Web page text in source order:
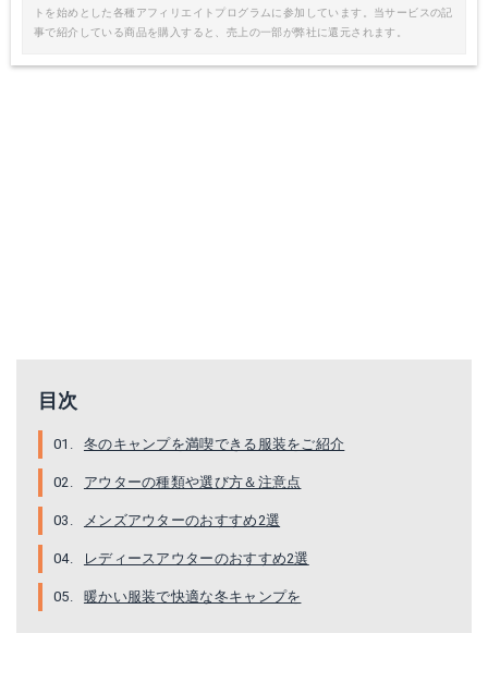
トを始めとした各種アフィリエイトプログラムに参加しています。当サービスの記
事で紹介している商品を購入すると、売上の一部が弊社に還元されます。
目次
冬のキャンプを満喫できる服装をご紹介
アウターの種類や選び方＆注意点
メンズアウターのおすすめ2選
レディースアウターのおすすめ2選
暖かい服装で快適な冬キャンプを
ワークマンオンラインで見
Amazonで詳細を見る
楽天で詳細を見る